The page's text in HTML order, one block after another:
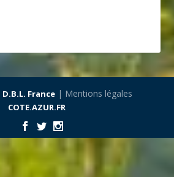
D.B.L. France| Mentions légales
COTE.AZUR.FR